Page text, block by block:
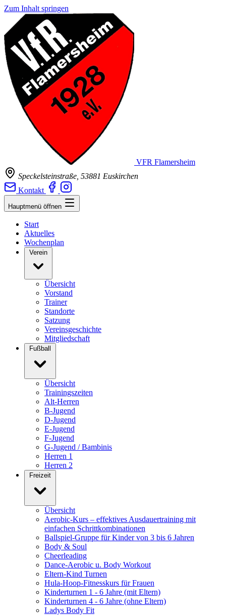
Zum Inhalt springen
VFR Flamersheim
Speckelsteinstraße, 53881 Euskirchen
Kontakt
Hauptmenü öffnen
Start
Aktuelles
Wochenplan
Verein
Übersicht
Vorstand
Trainer
Standorte
Satzung
Vereinsgeschichte
Mitgliedschaft
Fußball
Übersicht
Trainingszeiten
Alt-Herren
B-Jugend
D-Jugend
E-Jugend
F-Jugend
G-Jugend / Bambinis
Herren 1
Herren 2
Freizeit
Übersicht
Aerobic-Kurs – effektives Ausdauertraining mit
einfachen Schrittkombinationen
Ballspiel-Gruppe für Kinder von 3 bis 6 Jahren
Body & Soul
Cheerleading
Dance-Aerobic u. Body Workout
Eltern-Kind Turnen
Hula-Hoop-Fitnesskurs für Frauen
Kinderturnen 1 - 6 Jahre (mit Eltern)
Kinderturnen 4 - 6 Jahre (ohne Eltern)
Ladys Body Fit